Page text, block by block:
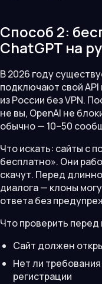
Способ 2:
ChatGPT на
В 2026 году
подключают свой API
из России без VPN.
не вы, OpenAI не
обычно — 10–50
Что искать: сайты с
бесплатно». Они
скачут. Перед
диалога — клоны
ответа без
Что проверить
Сайт должен
Нет ли
регистрации